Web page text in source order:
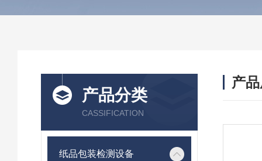
产品分类
CASSIFICATION
纸品包装检测设备
产